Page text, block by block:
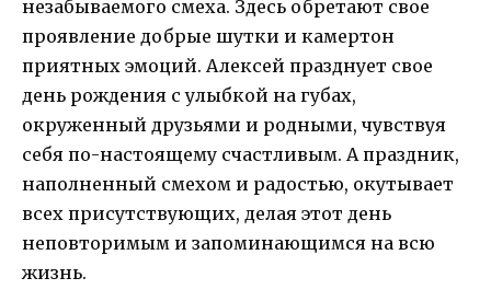
незабываемого смеха. Здесь обретают свое
проявление добрые шутки и камертон
приятных эмоций. Алексей празднует свое
день рождения с улыбкой на губах,
окруженный друзьями и родными, чувствуя
себя по-настоящему счастливым. А праздник,
наполненный смехом и радостью, окутывает
всех присутствующих, делая этот день
неповторимым и запоминающимся на всю
жизнь.